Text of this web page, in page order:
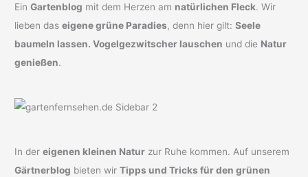
EinGartenblog mit dem Herzen am natürlichen Fleck. Wir
lieben daseigene grüne Paradies, denn hier gilt:Seele
baumeln lassen. Vogelgezwitscher lauschen und die Natur
genießen.
In dereigenen kleinen Natur zur Ruhe kommen. Auf unserem
Gärtnerblog bieten wirTipps und Tricks für den grünen